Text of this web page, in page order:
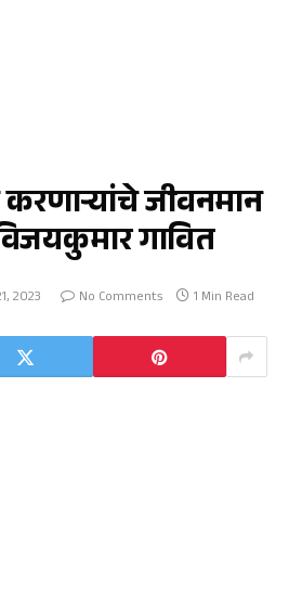
जीवनमान
गावित
2023 No Comments 1 Min Read